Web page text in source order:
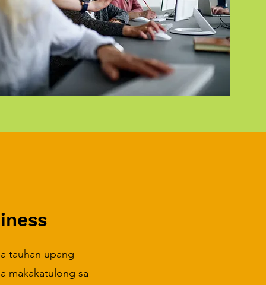
tauhan upang
makakatulong sa